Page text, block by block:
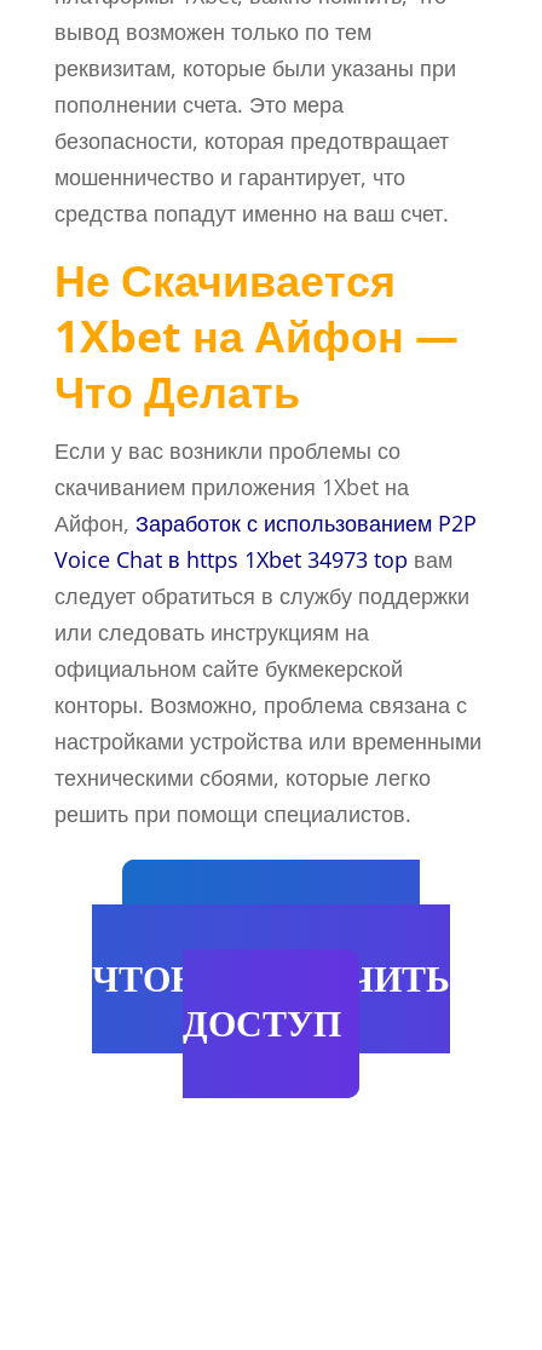
вывод возможен только по тем
реквизитам, которые были указаны при
пополнении счета. Это мера
безопасности, которая предотвращает
мошенничество и гарантирует, что
средства попадут именно на ваш счет.
Не Скачивается
1Xbet на Айфон —
Что Делать
Если у вас возникли проблемы со
скачиванием приложения 1Xbet на
Айфон, Заработок с использованием P2P
Voice Chat в https 1Xbet 34973 top вам
следует обратиться в службу поддержки
или следовать инструкциям на
официальном сайте букмекерской
конторы. Возможно, проблема связана с
настройками устройства или временными
техническими сбоями, которые легко
решить при помощи специалистов.
ЧТОБЫ ПОЛУЧИТЬ
ДОСТУП